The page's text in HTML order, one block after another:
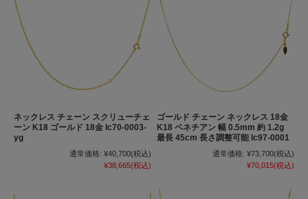
ネックレス チェーン スクリューチェ
ーン K18 ゴールド 18金 lc70-0003-
yg
通常価格: ¥40,700(税込)
¥38,665(税込)
ゴールド チェーン ネックレス 18金
K18 ベネチアン 幅 0.5mm 約 1.2g
最長 45cm 長さ調整可能 lc97-0001
通常価格: ¥73,700(税込)
¥70,015(税込)